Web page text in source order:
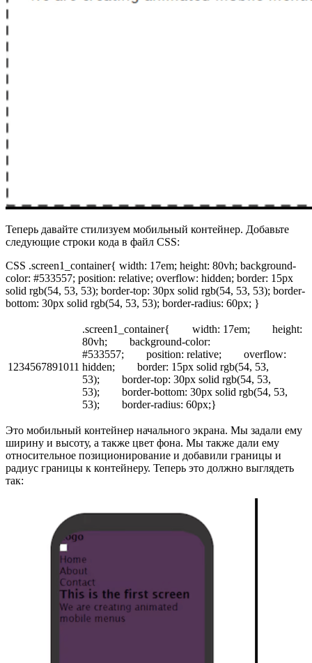
Теперь давайте стилизуем мобильный контейнер. Добавьте
следующие строки кода в файл CSS:
CSS .screen1_container{ width: 17em; height: 80vh; background-
color: #533557; position: relative; overflow: hidden; border: 15px
solid rgb(54, 53, 53); border-top: 30px solid rgb(54, 53, 53); border-
bottom: 30px solid rgb(54, 53, 53); border-radius: 60px; }
1234567891011
.screen1_container{ width: 17em; height:
80vh; background-color:
#533557; position: relative; overflow:
hidden; border: 15px solid rgb(54, 53,
53); border-top: 30px solid rgb(54, 53,
53); border-bottom: 30px solid rgb(54, 53,
53); border-radius: 60px;}
Это мобильный контейнер начального экрана. Мы задали ему
ширину и высоту, а также цвет фона. Мы также дали ему
относительное позиционирование и добавили границы и
радиус границы к контейнеру. Теперь это должно выглядеть
так: